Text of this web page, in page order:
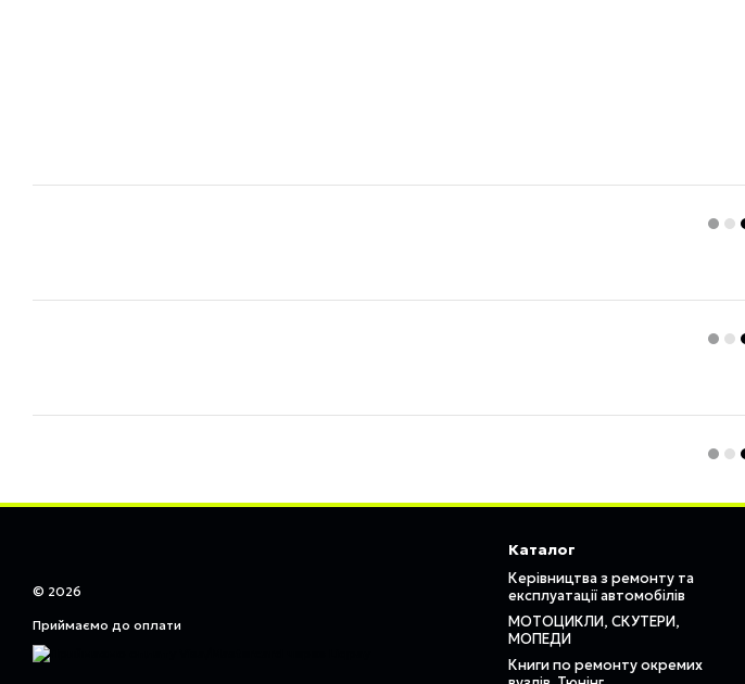
© 2026
Приймаємо до оплати
Каталог
Керівництва з ремонту та
експлуатації автомобілів
МОТОЦИКЛИ, СКУТЕРИ,
МОПЕДИ
Книги по ремонту окремих